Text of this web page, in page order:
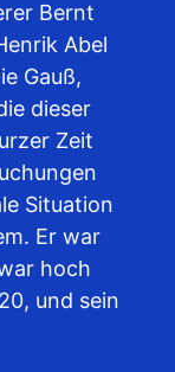
Bernt
Abel
Gauß,
dieser
Zeit
Situation
Er war
hoch
und sein